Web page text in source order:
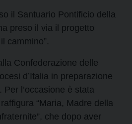
il Santuario Pontificio della
preso il via il progetto
cammino”.
Confederazione delle
d’Italia in preparazione
l’occasione è stata
“Maria, Madre della
che dopo aver